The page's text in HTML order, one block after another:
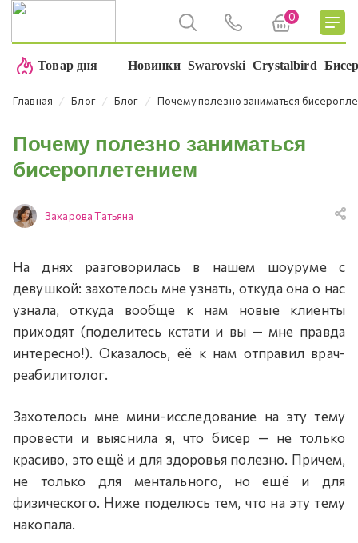
0
Товар дня Новинки Swarovski Crystalbird
Главная ⁄ Блог ⁄ Блог ⁄ Почему полезно заниматься
Почему полезно заниматься
бисероплетением
Захарова Татьяна
На днях разговорилась в нашем шоуруме с
девушкой: захотелось мне узнать, откуда она о нас
узнала, откуда вообще к нам новые клиенты
приходят (поделитесь кстати и вы — мне правда
интересно!). Оказалось, её к нам отправил врач-
реабилитолог.
Захотелось мне мини-исследование на эту тему
провести и выяснила я, что бисер — не только
красиво, это ещё и для здоровья полезно. Причем,
не только для ментального, но ещё и для
физического. Ниже поделюсь тем, что на эту тему
накопала.